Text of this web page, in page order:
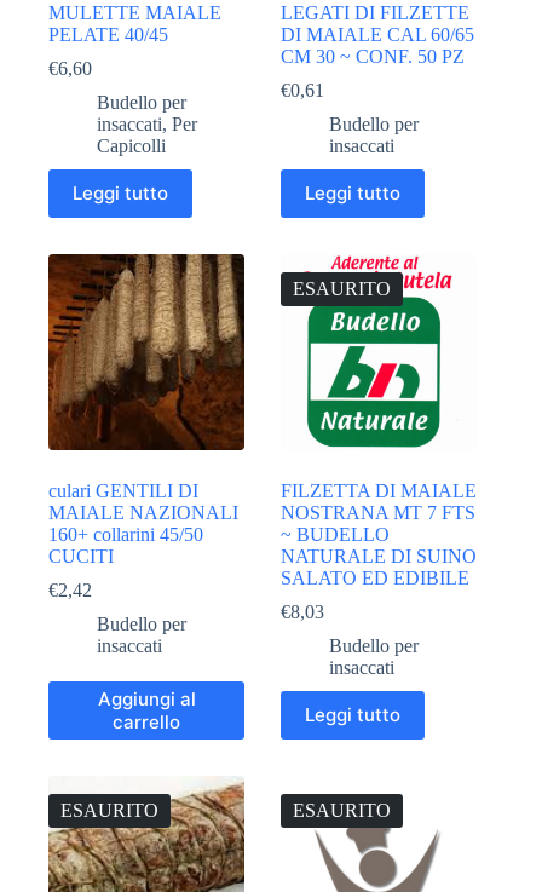
MULETTE MAIALE
PELATE 40/45
€6,60
Budello per
insaccati, Per
Capicolli
Leggi tutto
LEGATI DI FILZETTE
DI MAIALE CAL 60/65
CM 30 ~ CONF. 50 PZ
€0,61
Budello per
insaccati
Leggi tutto
culari GENTILI DI
MAIALE NAZIONALI
160+ collarini 45/50
CUCITI
€2,42
Budello per
insaccati
Aggiungi al
carrello
ESAURITO
FILZETTA DI MAIALE
NOSTRANA MT 7 FTS
~ BUDELLO
NATURALE DI SUINO
SALATO ED EDIBILE
€8,03
Budello per
insaccati
Leggi tutto
ESAURITO ESAURITO